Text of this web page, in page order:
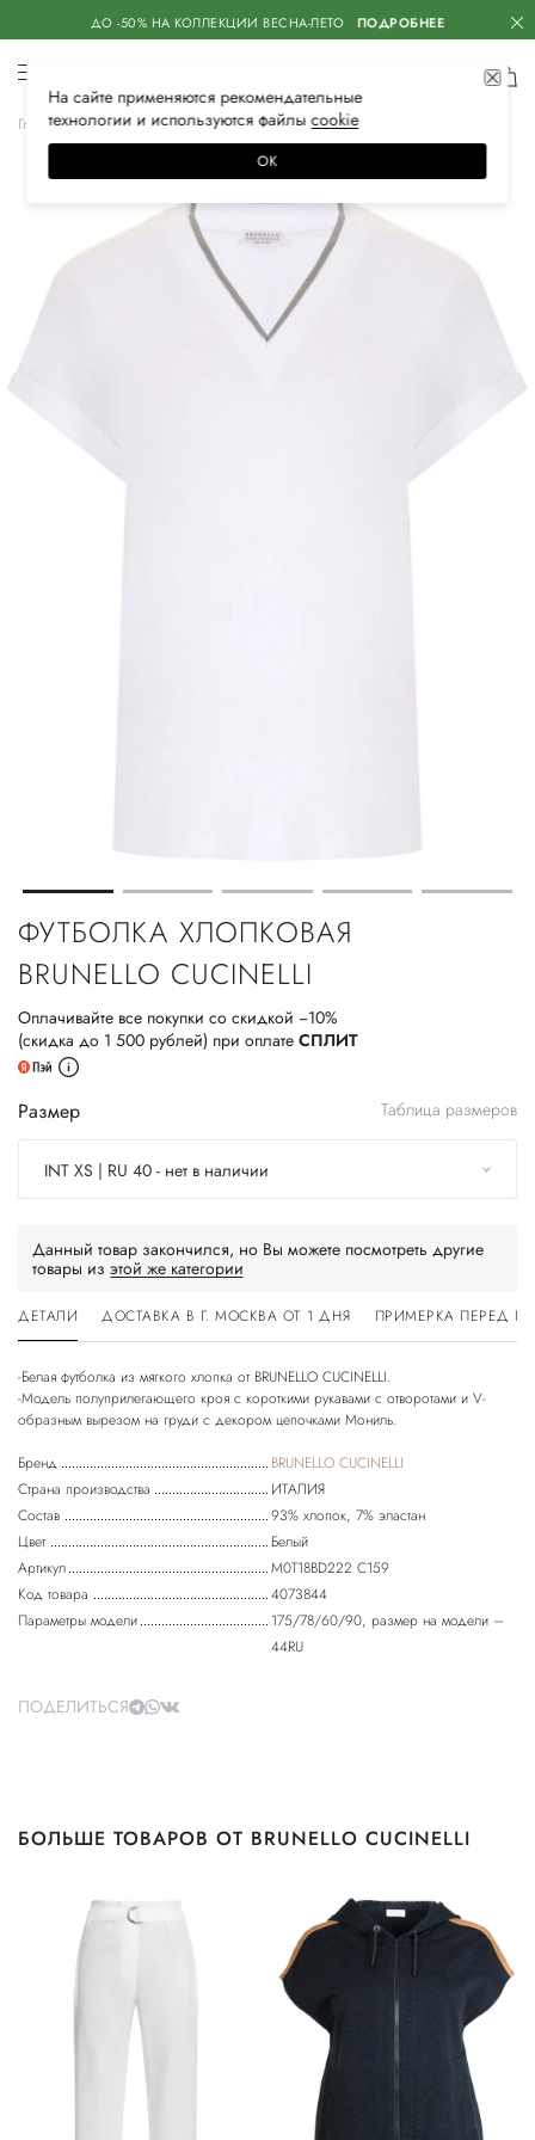
ДО -50% НА КОЛЛЕКЦИИ ВЕСНА-ЛЕТО ПОДРОБНЕЕ
Главная Женская Одежда Футболки
ФУТБОЛКА ХЛОПКОВАЯ
BRUNELLO CUCINELLI
Оплачивайте все покупки со скидкой −10%
(скидка до 1 500 рублей) при оплате СПЛИТ
Размер Таблица размеров
INT XS | RU 40 - нет в наличии
Данный товар закончился, но Вы можете посмотреть другие
товары из этой же категории
ДЕТАЛИ ДОСТАВКА В Г. МОСКВА ОТ 1 ДНЯ ПРИМЕРКА ПЕРЕД
-Белая футболка из мягкого хлопка от BRUNELLO CUCINELLI.
-Модель полуприлегающего кроя с короткими рукавами с отворотами и V-
Бренд
BRUNELLO CUCINELLI
Страна производства
ИТАЛИЯ
Состав
93% хлопок, 7% эластан
Цвет
Белый
Артикул
M0T18BD222 C159
Код товара
4073844
Параметры модели
175/78/60/90, размер на модели –
44RU
ПОДЕЛИТЬСЯ
БОЛЬШЕ ТОВАРОВ ОТ BRUNELLO CUCINELLI
На сайте применяются рекомендательные
технологии и используются файлысооkiе
ОК